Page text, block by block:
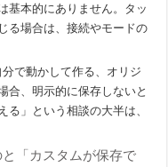
基本的にありません。タッ
る場合は、接続やモードの
で動かして作る、オリジ
合、明示的に保存しないと
」という相談の大半は、
「カスタムが保存で